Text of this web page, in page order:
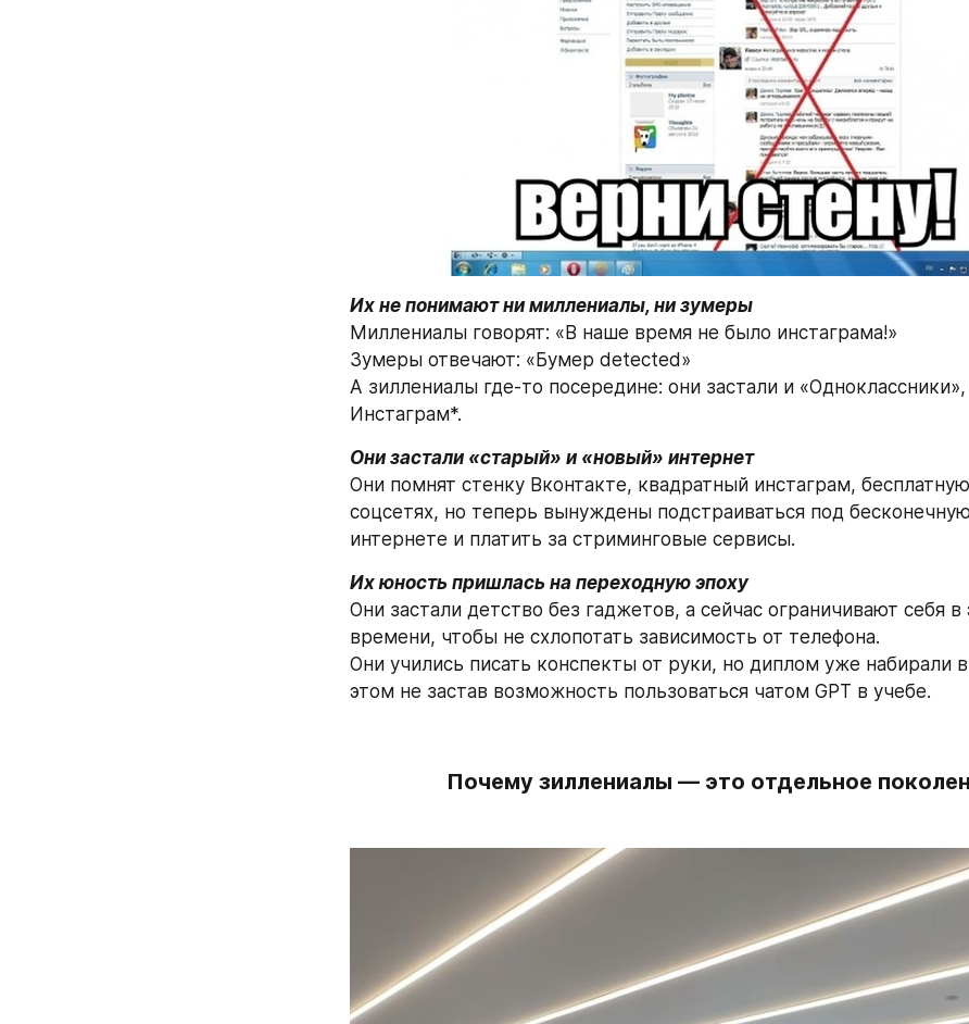
Их не понимают ни миллениалы, ни зумеры
Миллениалы говорят: «В наше время не было инстаграма!»
Зумеры отвечают: «Бумер detected»
А зиллениалы где-то посередине: они застали и
Инстаграм*.
Они застали «старый» и «новый» интернет
Они помнят стенку Вконтакте, квадратный инстаграм,
соцсетях, но теперь вынуждены подстраиваться под
интернете и платить за стриминговые сервисы.
Их юность пришлась на переходную эпоху
Они застали детство без гаджетов, а сейчас ограничивают себя
времени, чтобы не схлопотать зависимость от телефона.
Они учились писать конспекты от руки, но диплом уже набирали
этом не застав возможность пользоваться чатом GPT в учебе.
Почему зиллениалы — это отдельное